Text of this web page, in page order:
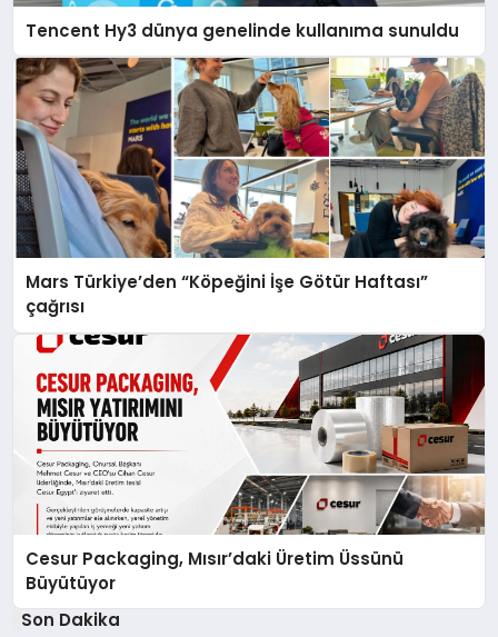
Tencent Hy3 dünya genelinde kullanıma sunuldu
Mars Türkiye’den “Köpeğini İşe Götür Haftası”
çağrısı
Cesur Packaging, Mısır’daki Üretim Üssünü
Büyütüyor
Son Dakika